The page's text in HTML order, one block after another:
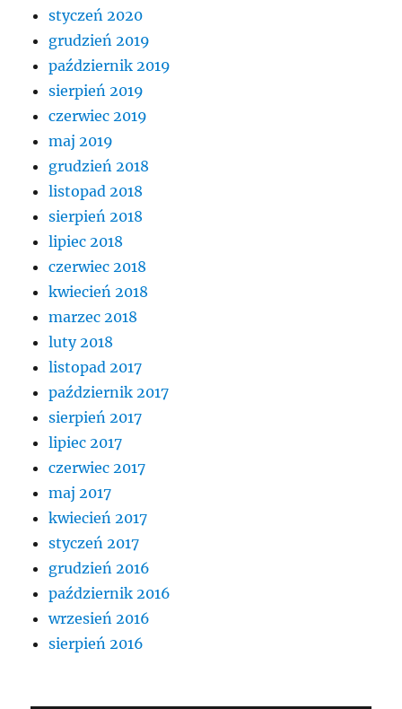
styczeń 2020
grudzień 2019
październik 2019
sierpień 2019
czerwiec 2019
maj 2019
grudzień 2018
listopad 2018
sierpień 2018
lipiec 2018
czerwiec 2018
kwiecień 2018
marzec 2018
luty 2018
listopad 2017
październik 2017
sierpień 2017
lipiec 2017
czerwiec 2017
maj 2017
kwiecień 2017
styczeń 2017
grudzień 2016
październik 2016
wrzesień 2016
sierpień 2016